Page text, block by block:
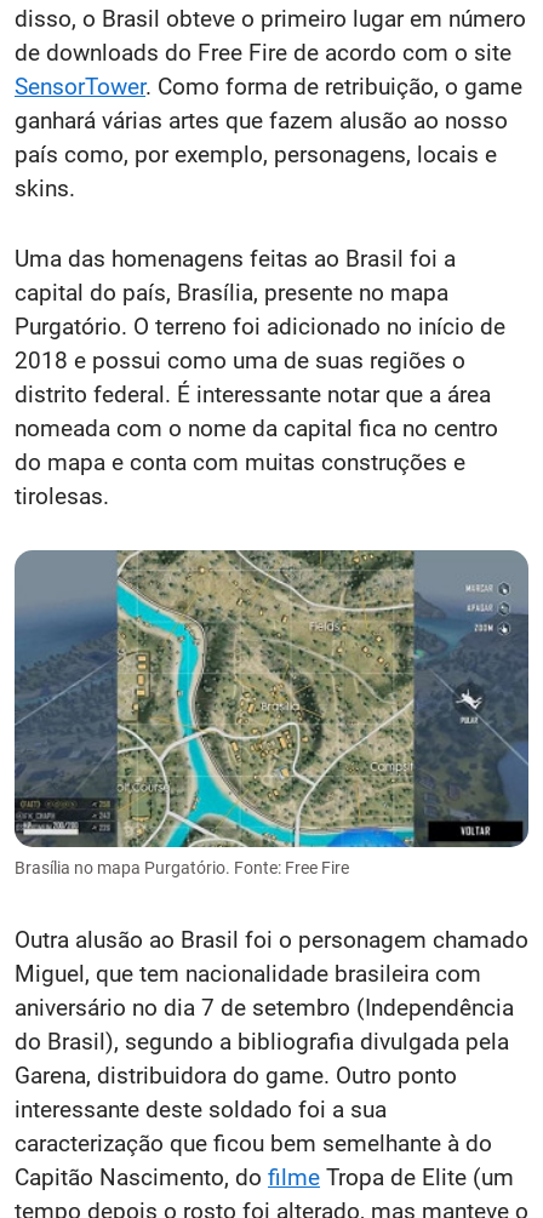
disso, o Brasil obteve o primeiro lugar em número
de downloads do Free Fire de acordo com o site
SensorTower. Como forma de retribuição, o game
ganhará várias artes que fazem alusão ao nosso
país como, por exemplo, personagens, locais e
skins.
Uma das homenagens feitas ao Brasil foi a
capital do país, Brasília, presente no mapa
Purgatório. O terreno foi adicionado no início de
2018 e possui como uma de suas regiões o
distrito federal. É interessante notar que a área
nomeada com o nome da capital fica no centro
do mapa e conta com muitas construções e
tirolesas.
Brasília no mapa Purgatório. Fonte: Free Fire
Outra alusão ao Brasil foi o personagem chamado
Miguel, que tem nacionalidade brasileira com
aniversário no dia 7 de setembro (Independência
do Brasil), segundo a bibliografia divulgada pela
Garena, distribuidora do game. Outro ponto
interessante deste soldado foi a sua
caracterização que ficou bem semelhante à do
Capitão Nascimento, do filme Tropa de Elite (um
tempo depois o rosto foi alterado, mas manteve o